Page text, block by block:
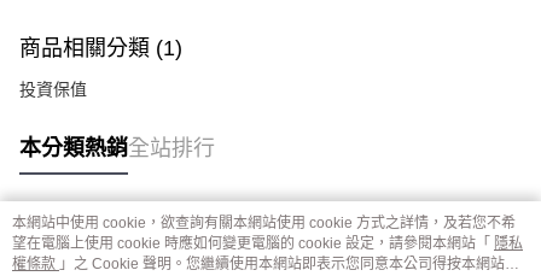
商品相關分類 (1)
投資保值
本分類熱銷全站排行
熱門標籤
本網站中使用 cookie，欲查詢有關本網站使用 cookie 方式之詳情，及若您不希
望在電腦上使用 cookie 時應如何變更電腦的 cookie 設定，請參閱本網站「 隱私
權條款 」之 Cookie 聲明。您繼續使用本網站即表示您同意本公司得按本網站使